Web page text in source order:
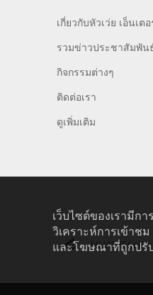
เกี่ยวกับหัวเว่ย เอ็นเต
รวมข่าวประชาสัมพัน
กิจกรรมต่างๆ
ติดต่อเรา
ดูเพิ่มเติม
HUAWEI
เว็บไซต์ของเรามีก
วิเคราะห์การเข้าช
และโฆษณาที่ถูกปรั